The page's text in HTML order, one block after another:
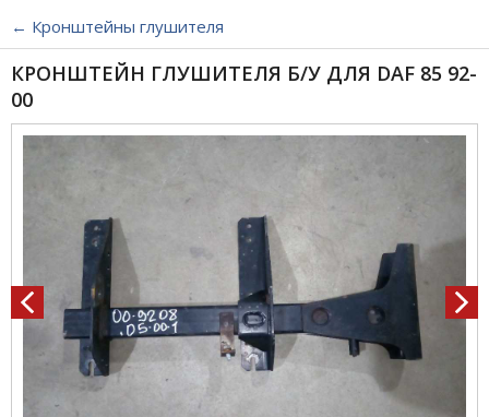
← Кронштейны глушителя
КРОНШТЕЙН ГЛУШИТЕЛЯ Б/У ДЛЯ DAF 85 92-
00